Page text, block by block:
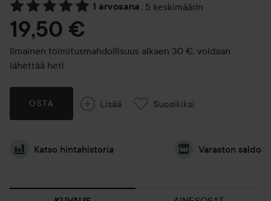
1 arvosana , 5 keskimäärin
Siirtyä jhk Arvosana & kommentit
19,50 €
Ilmainen toimitusmahdollisuus alkaen 30 €, voidaan
lähettää heti
OSTA Lisää Suosikiksi
Katso hintahistoria Varaston saldo